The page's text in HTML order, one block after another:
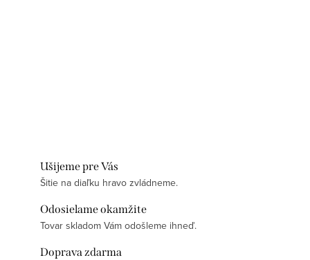
Ušijeme pre Vás
Šitie na diaľku hravo zvládneme.
Odosielame okamžite
Tovar skladom Vám odošleme ihneď.
Doprava zdarma